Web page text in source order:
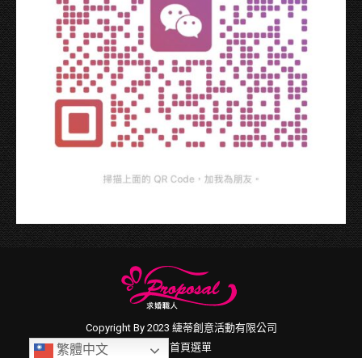
Copyright By 2023 緁蒂創意活動有限公司
首頁選單
繁體中文